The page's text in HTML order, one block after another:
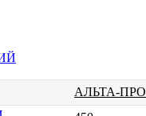
АЛЬТА-